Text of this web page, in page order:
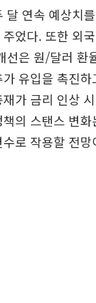
달 연속 예상치
었다. 또한 외
선은 원/달러 환
유입을 촉진
가 금리 인상
의 스탠스 변
로 작용할 전망